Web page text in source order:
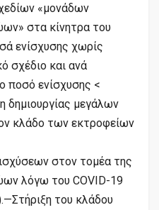
«μονάδων
στα κίνητρα του
ενίσχυσης χωρίς
σχέδιο και ανά
ποσό ενίσχυσης <
δημιουργίας μεγάλων
κλάδο των εκτροφείων
στον τομέα της
λόγω του COVID-19
του κλάδου